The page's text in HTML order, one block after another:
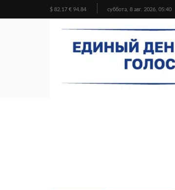
$ 82.17 € 94.84 суббота, 8 авг. 2026, 05:40